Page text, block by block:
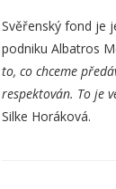
Svěřenský fond je
podniku Albatros
to, co chceme
respektován. To je
Silke Horáková.